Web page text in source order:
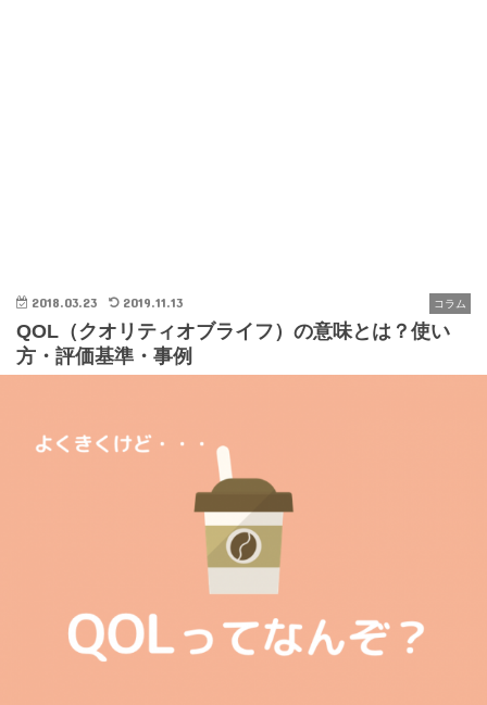
コラム
2018.03.23 2019.11.13
QOL（クオリティオブライフ）の意味とは？使い
方・評価基準・事例